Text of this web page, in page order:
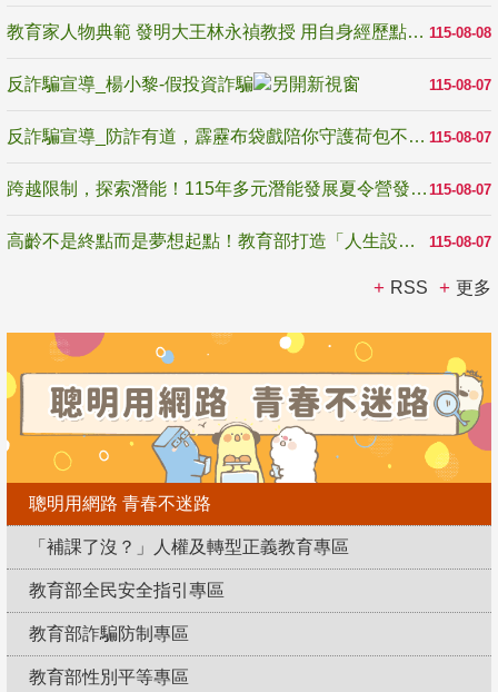
115-08-08
教育家人物典範 發明大王林永禎教授 用自身經歷點亮學生的路
115-08-07
反詐騙宣導_楊小黎-假投資詐騙
115-08-07
反詐騙宣導_防詐有道，霹靂布袋戲陪你守護荷包不受騙
115-08-07
跨越限制，探索潛能！115年多元潛能發展夏令營發掘生命無限可能
115-08-07
高齡不是終點而是夢想起點！教育部打造「人生設計夢工場」 參展第3屆高齡健康產業博覽會
RSS 更多
聰明用網路 青春不迷路
「補課了沒？」人權及轉型正義教育專區
教育部全民安全指引專區
教育部詐騙防制專區
教育部性別平等專區